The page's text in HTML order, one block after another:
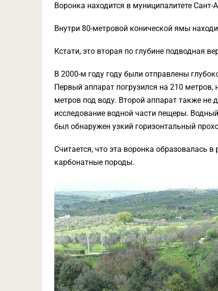
Воронка находится в муниципалитете
Внутри 80-метровой конической ямы
Кстати, это вторая по глубине подводная
В 2000-м году году были отправлены
Первый аппарат погрузился на 210 метров,
метров под воду. Второй аппарат также не
исследование водной части пещеры.
был обнаружен узкий горизонтальный
Считается, что эта воронка образовалась
карбонатные породы.